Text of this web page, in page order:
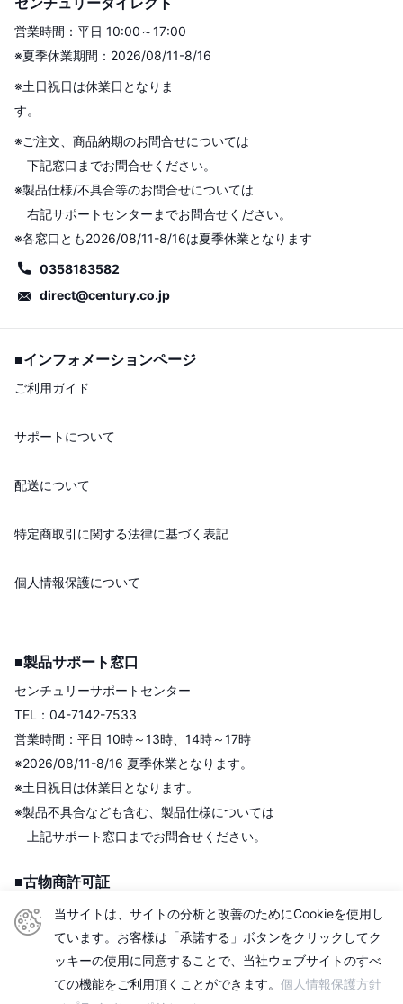
営業時間：平日 10:00～17:00
※夏季休業期間：2026/08/11-8/16
※土日祝日は休業日となりま
す。
※ご注文、商品納期のお問合せについては
下記窓口までお問合せください。
※製品仕様/不具合等のお問合せについては
右記サポートセンターまでお問合せください。
※各窓口とも2026/08/11-8/16は夏季休業となります
0358183582
direct@century.co.jp
■インフォメーションページ
ご利用ガイド
サポートについて
配送について
特定商取引に関する法律に基づく表記
個人情報保護について
■製品サポート窓口
センチュリーサポートセンター
TEL：04-7142-7533
営業時間：平日 10時～13時、14時～17時
※2026/08/11-8/16 夏季休業となります。
※土日祝日は休業日となります。
※製品不具合なども含む、製品仕様については
上記サポート窓口までお問合せください。
■古物商許可証
株式会社センチュリー
＜古物商許可証＞
東京都公安委員会
第306609903513号
当サイトは、サイトの分析と改善のためにCookieを使用し
ています。お客様は「承諾する」ボタンをクリックしてク
ッキーの使用に同意することで、当社ウェブサイトのすべ
ての機能をご利用頂くことができます。 個人情報保護方針